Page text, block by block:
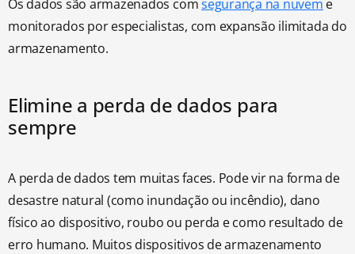
Os dados são armazenados comsegurança na nuvem e
monitorados por especialistas, com expansão ilimitada do
armazenamento.
Elimine a perda de dados para
sempre
A perda de dados tem muitas faces. Pode vir na forma de
desastre natural (como inundação ou incêndio), dano
físico ao dispositivo, roubo ou perda e como resultado de
erro humano. Muitos dispositivos de armazenamento